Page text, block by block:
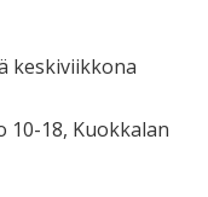
keskiviikkona
10-18, Kuokkalan